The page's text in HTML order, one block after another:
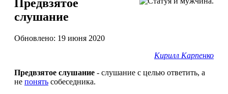
Предвзятое
слушание
Обновлено: 19 июня 2020
Кирилл Карпенко
Предвзятое слушание - слушание с целью ответить, а
не понять собеседника.